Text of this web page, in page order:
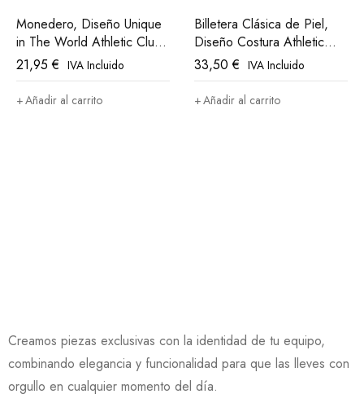
Monedero, Diseño Unique
in The World Athletic Club
Bilbao
21,95€ IVA Incluido
Añadir al carrito
Billetera Clásica de Piel,
Diseño Costura Athletic
Club Bilbao
33,50€ IVA Incluido
Añadir al carrito
Creamos piezas exclusivas con la identidad de tu equipo,
combinando elegancia y funcionalidad para que las lleves con
orgullo en cualquier momento del día.